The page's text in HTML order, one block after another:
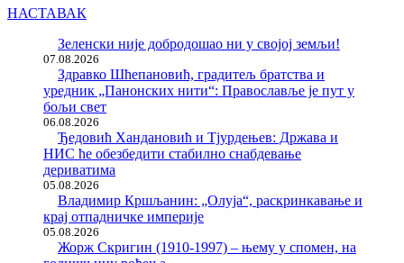
НАСТАВАК
Зеленски није добродошао ни у својој земљи!
07.08.2026
Здравко Шћепановић, градитељ братства и
уредник „Панонских нити“: Православље је пут у
бољи свет
06.08.2026
Ђедовић Хандановић и Тјурдењев: Држава и
НИС ће обезбедити стабилно снабдевање
дериватима
05.08.2026
Владимир Кршљанин: „Олуја“, раскринкавање и
крај отпадничке империје
05.08.2026
Жорж Скригин (1910-1997) – њему у спомен, на